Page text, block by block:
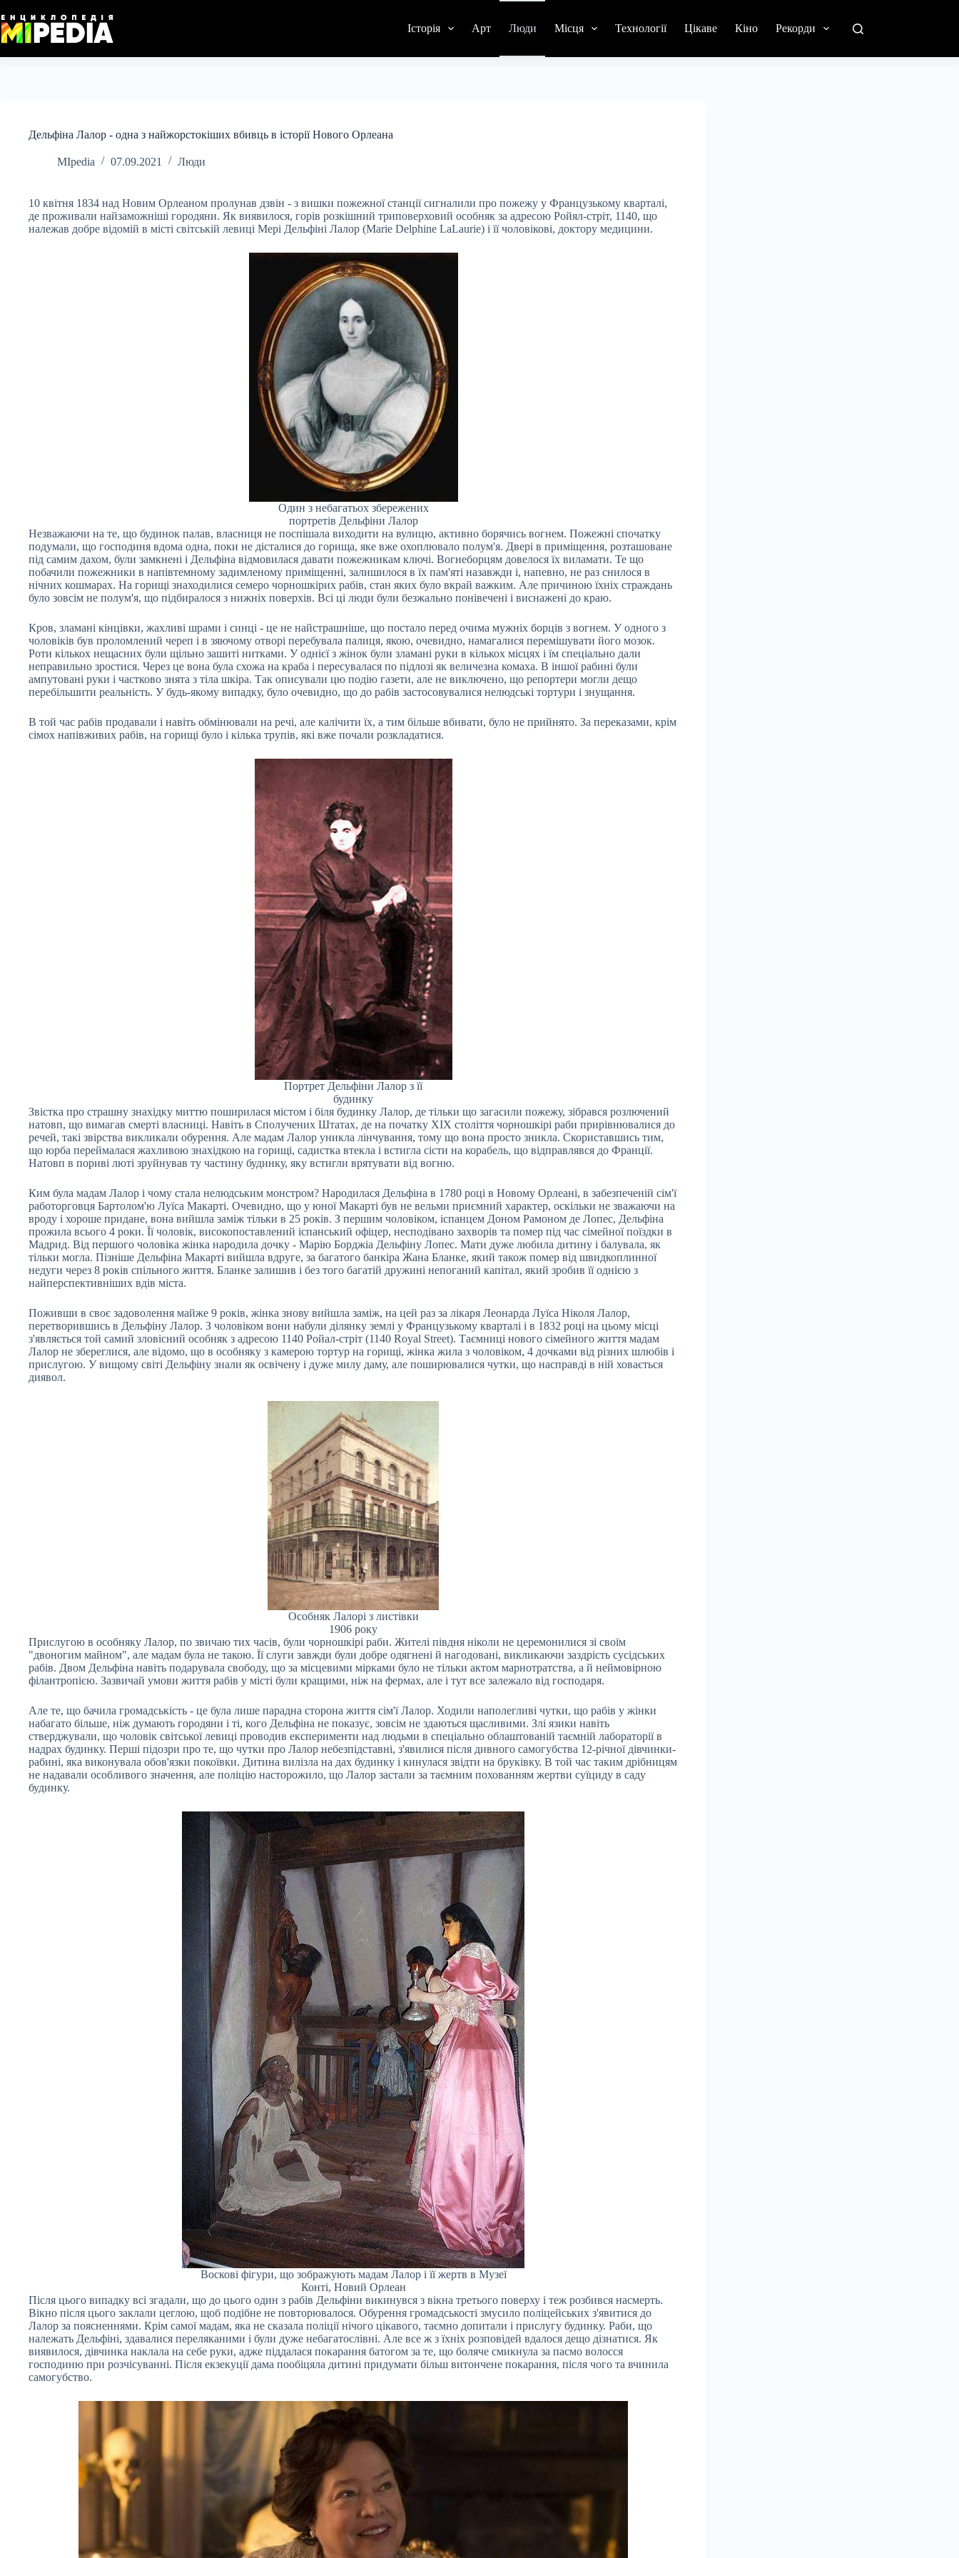
до
вмісту
Історія Арт Люди Місця Технології Цікаве Кіно Рекорди
Дельфіна Лалор - одна з найжорстокіших вбивць в історії Нового Орлеана
MIpedia 07.09.2021 Люди
10 квітня 1834 над Новим Орлеаном пролунав дзвін - з вишки пожежної станції сигналили про пожежу у Французькому кварталі,
де проживали найзаможніші городяни. Як виявилося, горів розкішний триповерховий особняк за адресою Ройял-стріт, 1140, що
належав добре відомій в місті світській левиці Мері Дельфіні Лалор (Marie Delphine LaLaurie) і її чоловікові, доктору медицини.
Один з небагатьох збережених
портретів Дельфіни Лалор
Незважаючи на те, що будинок палав, власниця не поспішала виходити на вулицю, активно борячись вогнем. Пожежні спочатку
подумали, що господиня вдома одна, поки не дісталися до горища, яке вже охоплювало полум'я. Двері в приміщення, розташоване
під самим дахом, були замкнені і Дельфіна відмовилася давати пожежникам ключі. Вогнеборцям довелося їх виламати. Те що
побачили пожежники в напівтемному задимленому приміщенні, залишилося в їх пам'яті назавжди і, напевно, не раз снилося в
нічних кошмарах. На горищі знаходилися семеро чорношкірих рабів, стан яких було вкрай важким. Але причиною їхніх страждань
було зовсім не полум'я, що підбиралося з нижніх поверхів. Всі ці люди були безжально понівечені і виснажені до краю.
Кров, зламані кінцівки, жахливі шрами і синці - це не найстрашніше, що постало перед очима мужніх борців з вогнем. У одного з
чоловіків був проломлений череп і в зяючому отворі перебувала палиця, якою, очевидно, намагалися перемішувати його мозок.
Роти кількох нещасних були щільно зашиті нитками. У однієї з жінок були зламані руки в кількох місцях і їм спеціально дали
неправильно зростися. Через це вона була схожа на краба і пересувалася по підлозі як величезна комаха. В іншої рабині були
ампутовані руки і частково знята з тіла шкіра. Так описували цю подію газети, але не виключено, що репортери могли дещо
перебільшити реальність. У будь-якому випадку, було очевидно, що до рабів застосовувалися нелюдські тортури і знущання.
В той час рабів продавали і навіть обмінювали на речі, але калічити їх, а тим більше вбивати, було не прийнято. За переказами, крім
сімох напівживих рабів, на горищі було і кілька трупів, які вже почали розкладатися.
Портрет Дельфіни Лалор з її
будинку
Звістка про страшну знахідку миттю поширилася містом і біля будинку Лалор, де тільки що загасили пожежу, зібрався розлючений
натовп, що вимагав смерті власниці. Навіть в Сполучених Штатах, де на початку XIX століття чорношкірі раби прирівнювалися до
речей, такі звірства викликали обурення. Але мадам Лалор уникла лінчування, тому що вона просто зникла. Скориставшись тим,
що юрба переймалася жахливою знахідкою на горищі, садистка втекла і встигла сісти на корабель, що відправлявся до Франції.
Натовп в пориві люті зруйнував ту частину будинку, яку встигли врятувати від вогню.
Ким була мадам Лалор і чому стала нелюдським монстром? Народилася Дельфіна в 1780 році в Новому Орлеані, в забезпеченій сім'ї
работорговця Бартолом'ю Луїса Макарті. Очевидно, що у юної Макарті був не вельми приємний характер, оскільки не зважаючи на
вроду і хороше придане, вона вийшла заміж тільки в 25 років. З першим чоловіком, іспанцем Доном Рамоном де Лопес, Дельфіна
прожила всього 4 роки. Її чоловік, високопоставлений іспанський офіцер, несподівано захворів та помер під час сімейної поїздки в
Мадрид. Від першого чоловіка жінка народила дочку - Марію Борджіа Дельфіну Лопес. Мати дуже любила дитину і балувала, як
тільки могла. Пізніше Дельфіна Макарті вийшла вдруге, за багатого банкіра Жана Бланке, який також помер від швидкоплинної
недуги через 8 років спільного життя. Бланке залишив і без того багатій дружині непоганий капітал, який зробив її однією з
найперспективніших вдів міста.
Поживши в своє задоволення майже 9 років, жінка знову вийшла заміж, на цей раз за лікаря Леонарда Луїса Ніколя Лалор,
перетворившись в Дельфіну Лалор. З чоловіком вони набули ділянку землі у Французькому кварталі і в 1832 році на цьому місці
з'являється той самий зловісний особняк з адресою 1140 Ройал-стріт (1140 Royal Street). Таємниці нового сімейного життя мадам
Лалор не збереглися, але відомо, що в особняку з камерою тортур на горищі, жінка жила з чоловіком, 4 дочками від різних шлюбів і
прислугою. У вищому світі Дельфіну знали як освічену і дуже милу даму, але поширювалися чутки, що насправді в ній ховається
диявол.
Особняк Лалорі з листівки
1906 року
Прислугою в особняку Лалор, по звичаю тих часів, були чорношкірі раби. Жителі півдня ніколи не церемонилися зі своїм
"двоногим майном", але мадам була не такою. Її слуги завжди були добре одягнені й нагодовані, викликаючи заздрість сусідських
рабів. Двом Дельфіна навіть подарувала свободу, що за місцевими мірками було не тільки актом марнотратства, а й неймовірною
філантропією. Зазвичай умови життя рабів у місті були кращими, ніж на фермах, але і тут все залежало від господаря.
Але те, що бачила громадськість - це була лише парадна сторона життя сім'ї Лалор. Ходили наполегливі чутки, що рабів у жінки
набагато більше, ніж думають городяни і ті, кого Дельфіна не показує, зовсім не здаються щасливими. Злі язики навіть
стверджували, що чоловік світської левиці проводив експерименти над людьми в спеціально облаштованій таємній лабораторії в
надрах будинку. Перші підозри про те, що чутки про Лалор небезпідставні, з'явилися після дивного самогубства 12-річної дівчинки-
рабині, яка виконувала обов'язки покоївки. Дитина вилізла на дах будинку і кинулася звідти на бруківку. В той час таким дрібницям
не надавали особливого значення, але поліцію насторожило, що Лалор застали за таємним похованням жертви суїциду в саду
будинку.
Воскові фігури, що зображують мадам Лалор і її жертв в Музеї
Конті, Новий Орлеан
Після цього випадку всі згадали, що до цього один з рабів Дельфіни викинувся з вікна третього поверху і теж розбився насмерть.
Вікно після цього заклали цеглою, щоб подібне не повторювалося. Обурення громадськості змусило поліцейських з'явитися до
Лалор за поясненнями. Крім самої мадам, яка не сказала поліції нічого цікавого, таємно допитали і прислугу будинку. Раби, що
належать Дельфіні, здавалися переляканими і були дуже небагатослівні. Але все ж з їхніх розповідей вдалося дещо дізнатися. Як
виявилося, дівчинка наклала на себе руки, адже піддалася покарання батогом за те, що боляче смикнула за пасмо волосся
господиню при розчісуванні. Після екзекуції дама пообіцяла дитині придумати більш витончене покарання, після чого та вчинила
самогубство.